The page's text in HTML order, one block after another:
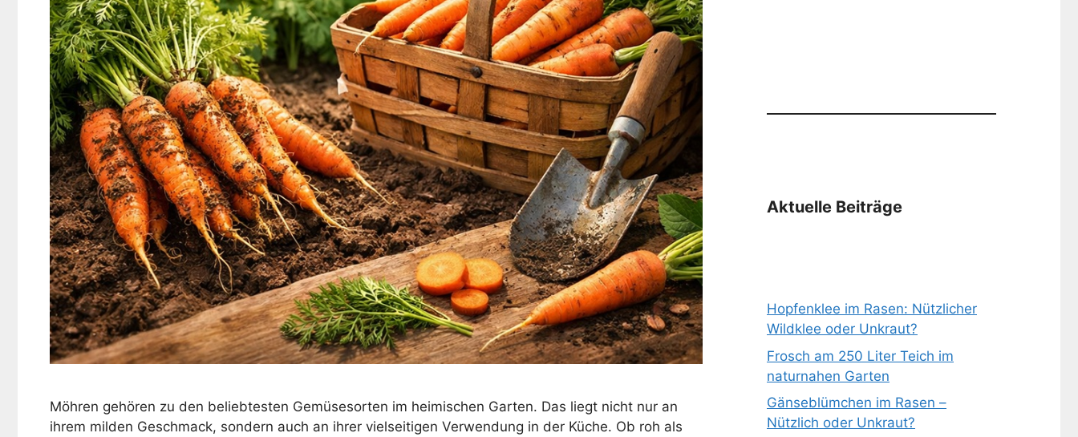
Möhren gehören zu den beliebtesten Gemüsesorten im heimischen Garten. Das liegt nicht nur an
ihrem milden Geschmack, sondern auch an ihrer vielseitigen Verwendung in der Küche. Ob roh als
Aktuelle Beiträge
Hopfenklee im Rasen: Nützlicher
Wildklee oder Unkraut?
Frosch am 250 Liter Teich im
naturnahen Garten
Gänseblümchen im Rasen –
Nützlich oder Unkraut?